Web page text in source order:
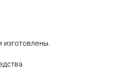
изготовлены.